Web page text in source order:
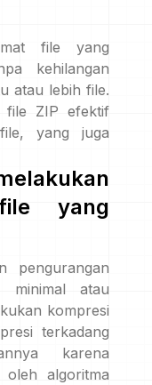
file yang
kehilangan
atau lebih file.
file ZIP efektif
yang juga
yang
pengurangan
minimal atau
kompresi
terkadang
karena
oleh algoritma